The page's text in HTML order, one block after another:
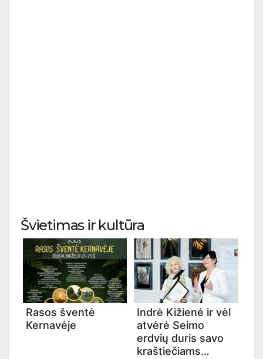
Švietimas ir kultūra
Rasos šventė
Kernavėje
Indrė Kižienė ir vėl
atvėrė Seimo
erdvių duris savo
kraštiečiams